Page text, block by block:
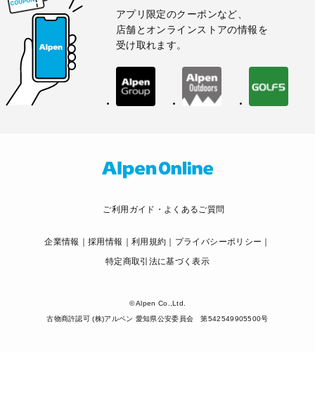
アプリ限定のクーポンなど、
店舗とオンラインストアの情報を
受け取れます。
ご利用ガイド・よくあるご質問
企業情報 採用情報 利用規約
プライバシーポリシー
特定商取引法に基づく表示
© Alpen Co.,Ltd.
古物商許認可 (株)アルペン 愛知県公安委員会 第542549905500号